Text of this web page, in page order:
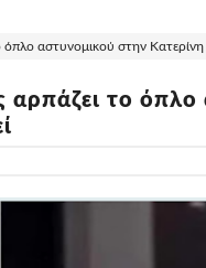
αστυνομικού στην Κατερίνη
αρπάζει το όπλο